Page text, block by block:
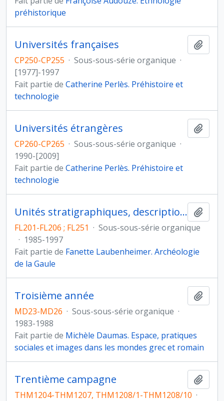
préhistorique
Universités françaises
CP250-CP255 · Sous-sous-série organique ·
[1977]-1997
Fait partie de Catherine Perlès. Préhistoire et
technologie
Universités étrangères
CP260-CP265 · Sous-sous-série organique ·
1990-[2009]
Fait partie de Catherine Perlès. Préhistoire et
technologie
Unités stratigraphiques, description et relevés.
FL201-FL206 ; FL251 · Sous-sous-série organique
· 1985-1997
Fait partie de Fanette Laubenheimer. Archéologie
de la Gaule
Troisième année
MD23-MD26 · Sous-sous-série organique ·
1983-1988
Fait partie de Michèle Daumas. Espace, pratiques
sociales et images dans les mondes grec et romain
Trentième campagne
THM1204-THM1207, THM1208/1-THM1208/10 ·